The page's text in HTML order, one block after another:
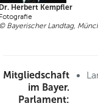
Herbert Kempfler
Bayerischer Landtag,
Mitgliedschaft
im Bayer.
Parlament: